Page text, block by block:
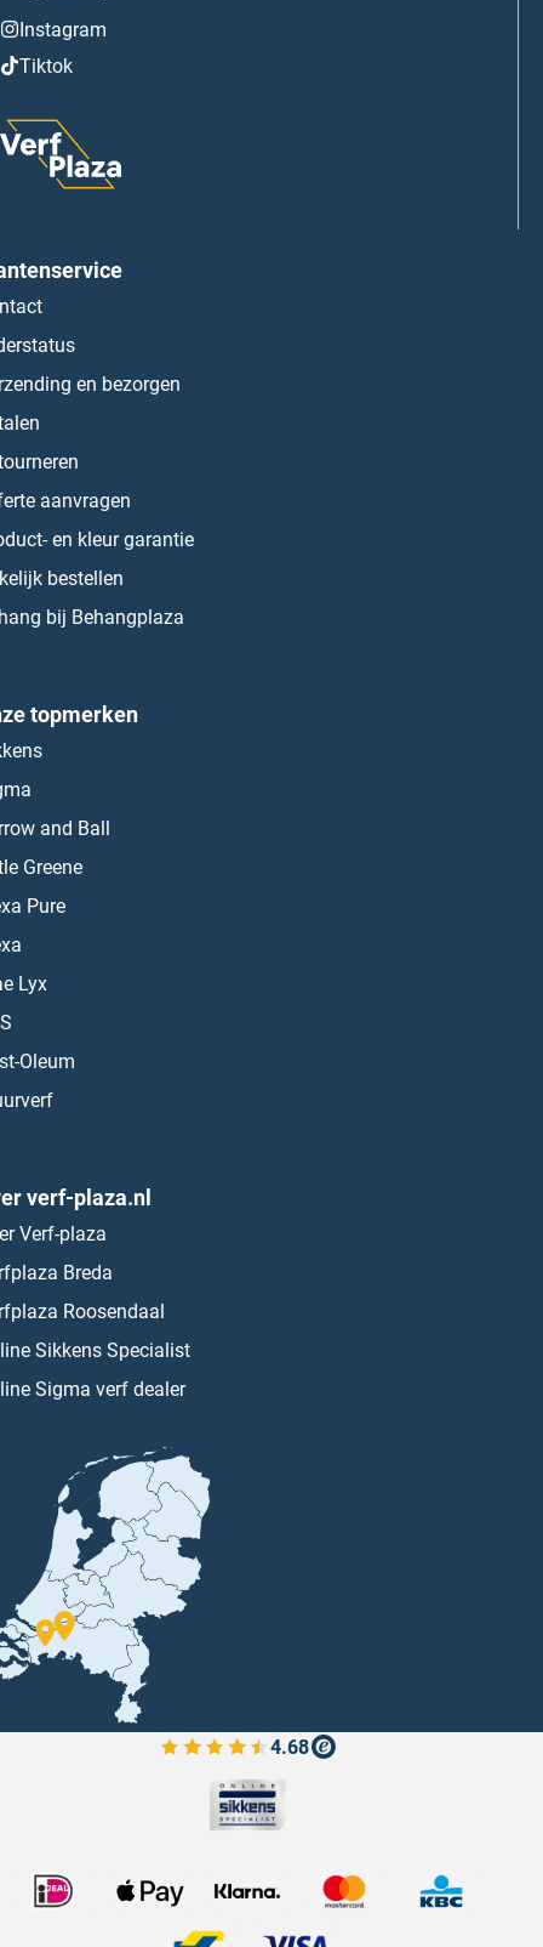
Instagram
Tiktok
en bezorgen
aanvragen
en kleur garantie
bestellen
bij Behangplaza
topmerken
and Ball
Greene
Pure
Lyx
Oleum
verf-plaza.nl
Verf-plaza
Breda
Roosendaal
Sikkens Specialist
Sigma verf dealer
4.68
Bekijk de verfplaza beoordelingen